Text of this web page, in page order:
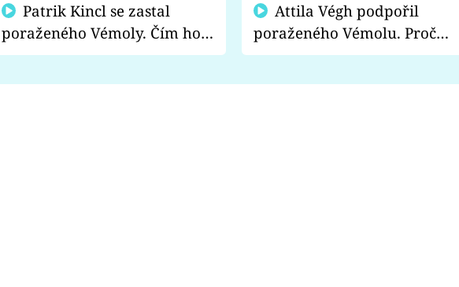
poraženého Vémoly. Čím ho
fanoušci naštvali?
poraženého Vémolu. Proč
chce raději zápasit s ním než